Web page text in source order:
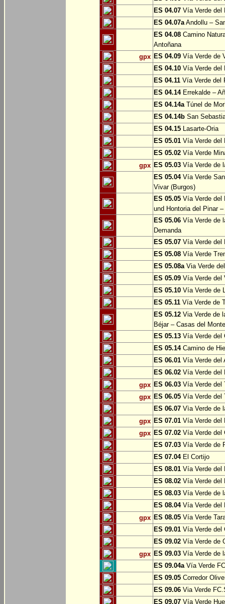
ES 04.07 Vía Verde del
ES 04.07aAndollu –
ES 04.08 Camino
Antoñana
gpx ES 04.09 Vía Verde de
ES 04.10 Vía Verde del
ES 04.11 Vía Verde del
ES 04.14Errekalde –
ES 04.14aTúnel de
ES 04.14b San
ES 04.15 Lasarte-Oria
ES 05.01 Vía Verde del
ES 05.02 Vía Verde
gpx ES 05.03 Vía Verde de
ES 05.04Vía Verde
Vivar (Burgos)
ES 05.05 Vía Verde del
und Hontoria del Pinar
ES 05.06 Vía Verde de
Demanda
ES 05.07 Vía Verde del
ES 05.08 Vía Verde
ES 05.08aVia Verde
ES 05.09 Vía Verde del
ES 05.10 Vía Verde de
ES 05.11 Vía Verde de
ES 05.12 Via Verde de
Béjar – Casas del Monte
ES 05.13 Vía Verde del
ES 05.14Camino de
ES 06.01 Vía Verde del
ES 06.02 Vía Verde del
gpx ES 06.03 Vía Verde del
gpx ES 06.05 Vía Verde del
ES 06.07 Vìa Verde de
gpx ES 07.01 Vía Verde del
gpx ES 07.02 Vía Verde del
ES 07.03 Vía Verde de
ES 07.04El Cortijo
ES 08.01 Vía Verde del
ES 08.02 Vía Verde del
ES 08.03 Vía Verde de
ES 08.04Vía Verde del
gpx ES 08.05 Vía Verde
ES 09.01 Vía Verde del
ES 09.02 Vía Verde de
gpx ES 09.03 Vía Verde de
ES 09.04aVía Verde
ES 09.05 Corredor
ES 09.06 Via Verde
ES 09.07 Vía Verde